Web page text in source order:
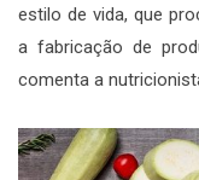
estilo de vida, que
a fabricação de
comenta a